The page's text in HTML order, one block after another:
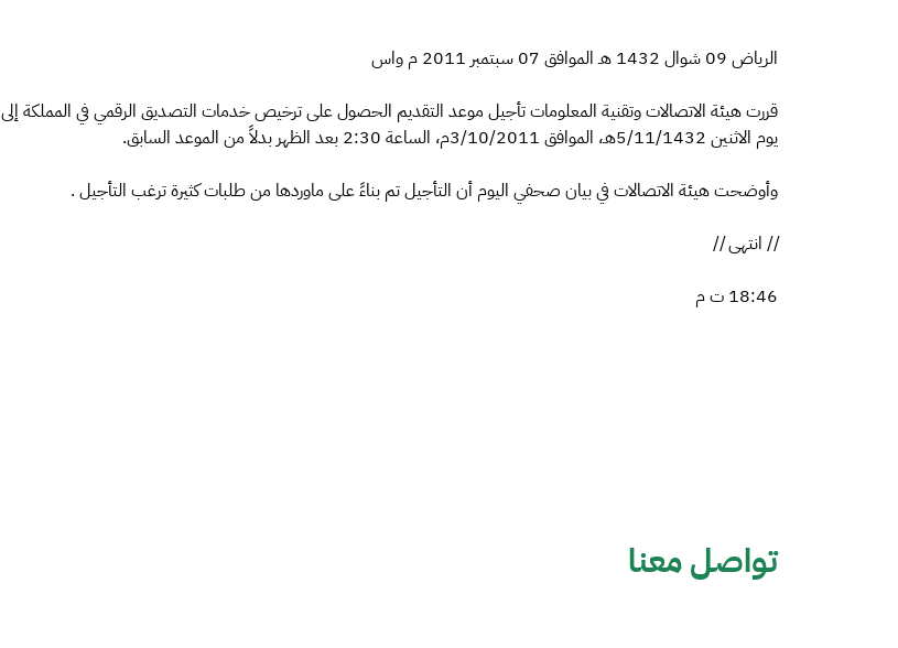
الرياض 09 شوال 1432 هـ الموافق 07 سبتمبر 2011 م واس
قررت هيئة الاتصالات وتقنية المعلومات تأجيل موعد التقديم الحصول على ترخيص خدمات التصديق الرقمي في المملكة إلى
يوم الاثنين 5/11/1432هـ، الموافق 3/10/2011م، الساعة 2:30 بعد الظهر بدلاً من الموعد السابق.
وأوضحت هيئة الاتصالات في بيان صحفي اليوم أن التأجيل تم بناءً على ماوردها من طلبات كثيرة ترغب التأجيل .
// انتهى //
18:46 ت م
تواصل معنا